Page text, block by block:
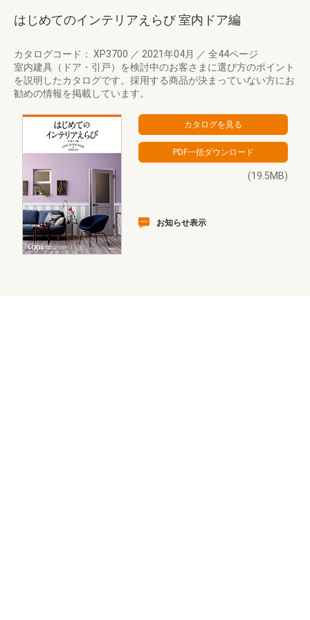
はじめてのインテリアえらび 室内ドア編
カタログコード： XP3700 ／ 2021年04月 ／ 全44ページ
室内建具（ドア・引戸）を検討中のお客さまに選び方のポイント
を説明したカタログです。採用する商品が決まっていない方にお
勧めの情報を掲載しています。
(19.5MB)
お知らせ表示